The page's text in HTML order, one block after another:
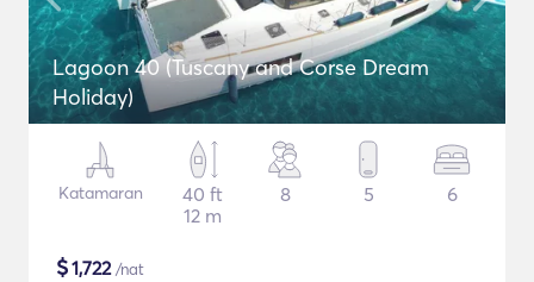
Lagoon 40 (Tuscany and Corse Dream
Holiday)
Katamaran
40 ft
12 m
8 5 6
$1,722/nat